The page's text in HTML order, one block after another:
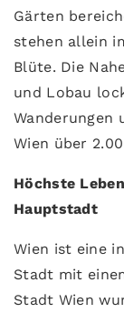
Gärten
stehen allein
Blüte. Die
und Lobau
Wanderungen
Wien über
Höchste
Hauptstadt
Wien ist eine
Stadt mit
Stadt Wien